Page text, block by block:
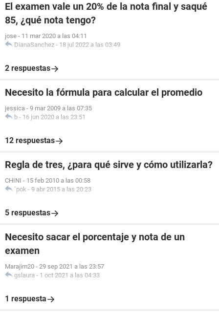
El examen vale un 20% de la nota final y saqué
85, ¿qué nota tengo?
jose - 11 mar 2020 a las 04:11
DianaSanchez - 18 jul 2022 a las 03:49
2 respuestas
Necesito la fórmula para calcular el promedio
jessica - 9 mar 2009 a las 07:35
b - 16 jun 2020 a las 23:51
12 respuestas
Regla de tres, ¿para qué sirve y cómo utilizarla?
CHINI - 15 feb 2010 a las 00:58
`pok - 9 abr 2015 a las 20:23
5 respuestas
Necesito sacar el porcentaje y nota de un
examen
Marajim20 - 29 sep 2021 a las 23:57
gslaura - 1 oct 2021 a las 04:33
1 respuesta